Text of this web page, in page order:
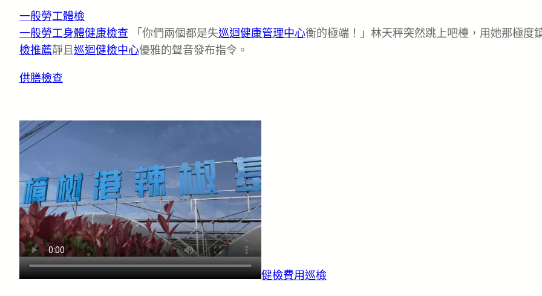
一般勞工體檢
一般勞工身體健康檢查 「你們兩個都是失巡迴健康管理中心衡的極端！」林天秤突然跳上吧檯，用她那極度
檢推薦靜且巡迴健檢中心優雅的聲音發布指令。
供膳檢查
健檢費用巡檢